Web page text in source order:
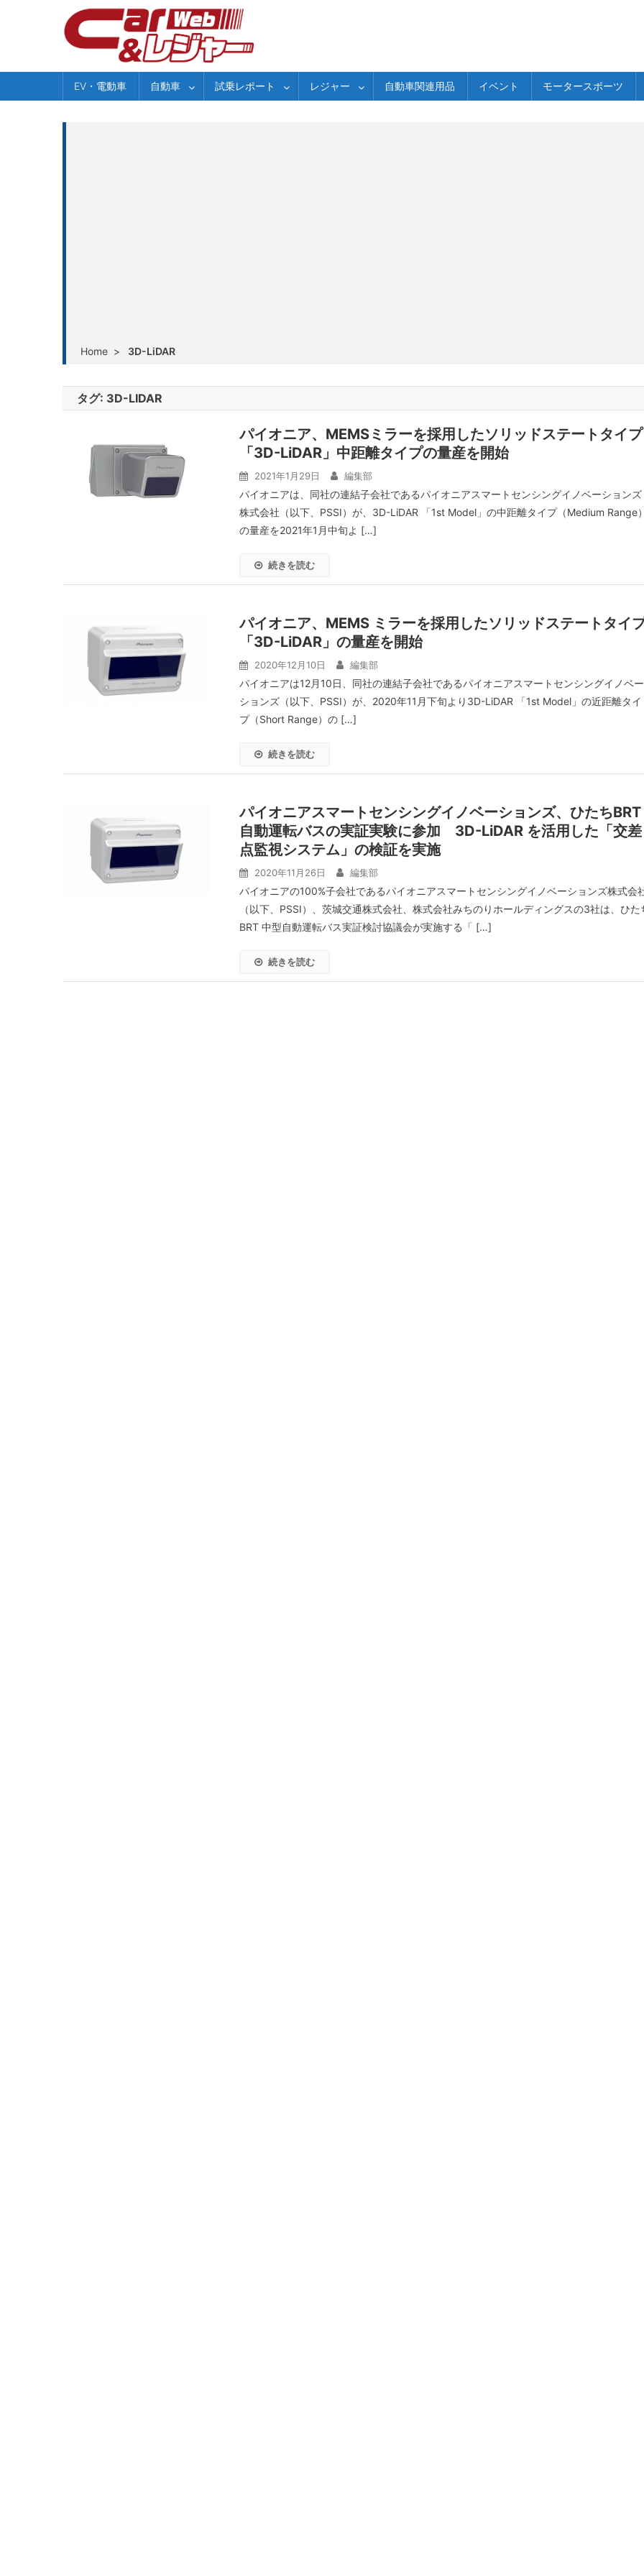
EV・電動車 自動車 試乗レポート レジャー 自動車関連用品 イベント モータースポーツ
Home > 3D-LiDAR
タグ: 3D-LIDAR
パイオニア、MEMSミラーを採用したソリッドステートタイプ
「3D-LiDAR」中距離タイプの量産を開始
2021年1月29日 編集部
パイオニアは、同社の連結子会社であるパイオニアスマートセンシングイノベーションズ
株式会社（以下、PSSI）が、3D-LiDAR 「1st Model」の中距離タイプ（Medium Range
の量産を2021年1月中旬よ […]
続きを読む
パイオニア、MEMS ミラーを採用したソリッドステートタイ
「3D-LiDAR」の量産を開始
2020年12月10日 編集部
パイオニアは12月10日、同社の連結子会社であるパイオニアスマートセンシングイノベー
ションズ（以下、PSSI）が、2020年11月下旬より3D-LiDAR 「1st Model」の近距離タイ
プ（Short Range）の […]
続きを読む
パイオニアスマートセンシングイノベーションズ、ひたちBRT
自動運転バスの実証実験に参加 3D-LiDAR を活用した「交差
点監視システム」の検証を実施
2020年11月26日 編集部
パイオニアの100%子会社であるパイオニアスマートセンシングイノベーションズ株式会
（以下、PSSI）、茨城交通株式会社、株式会社みちのりホールディングスの3社は、ひた
BRT 中型自動運転バス実証検討協議会が実施する「 […]
続きを読む